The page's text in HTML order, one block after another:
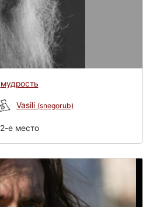
мудрость
Vasili (snegorub)
2-e место